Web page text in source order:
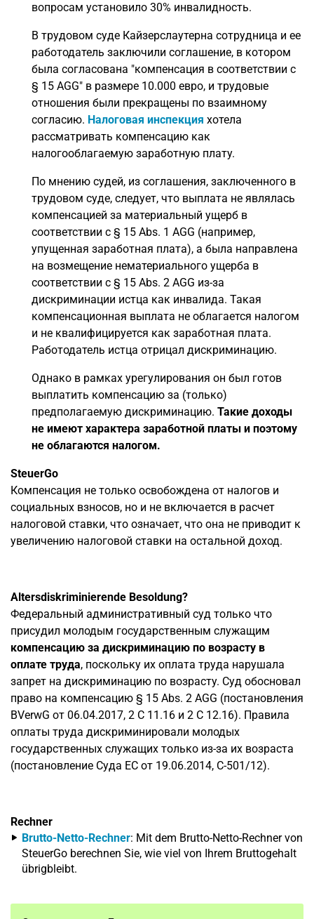
вопросам установило 30% инвалидность.
В трудовом суде Кайзерслаутерна сотрудница и ее
работодатель заключили соглашение, в котором
была согласована "компенсация в соответствии с
§ 15 AGG" в размере 10.000 евро, и трудовые
отношения были прекращены по взаимному
согласию. Налоговая инспекция хотела
рассматривать компенсацию как
налогооблагаемую заработную плату.
По мнению судей, из соглашения, заключенного в
трудовом суде, следует, что выплата не являлась
компенсацией за материальный ущерб в
соответствии с § 15 Abs. 1 AGG (например,
упущенная заработная плата), а была направлена
на возмещение нематериального ущерба в
соответствии с § 15 Abs. 2 AGG из-за
дискриминации истца как инвалида. Такая
компенсационная выплата не облагается налогом
и не квалифицируется как заработная плата.
Работодатель истца отрицал дискриминацию.
Однако в рамках урегулирования он был готов
выплатить компенсацию за (только)
предполагаемую дискриминацию. Такие доходы
не имеют характера заработной платы и поэтому
не облагаются налогом.
SteuerGo
Компенсация не только освобождена от налогов и
социальных взносов, но и не включается в расчет
налоговой ставки, что означает, что она не приводит к
увеличению налоговой ставки на остальной доход.
Altersdiskriminierende Besoldung?
Федеральный административный суд только что
присудил молодым государственным служащим
компенсацию за дискриминацию по возрасту в
оплате труда, поскольку их оплата труда нарушала
запрет на дискриминацию по возрасту. Суд обосновал
право на компенсацию § 15 Abs. 2 AGG (постановления
BVerwG от 06.04.2017, 2 C 11.16 и 2 C 12.16). Правила
оплаты труда дискриминировали молодых
государственных служащих только из-за их возраста
(постановление Суда ЕС от 19.06.2014, C-501/12).
Rechner
Brutto-Netto-Rechner: Mit dem Brutto-Netto-Rechner von
SteuerGo berechnen Sie, wie viel von Ihrem Bruttogehalt
übrigbleibt.